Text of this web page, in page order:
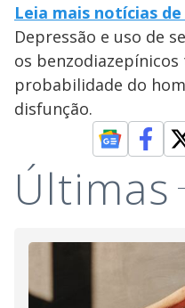
Leia mais notícias de
Depressão e uso de
os
probabilidade do
disfunção.
Últimas